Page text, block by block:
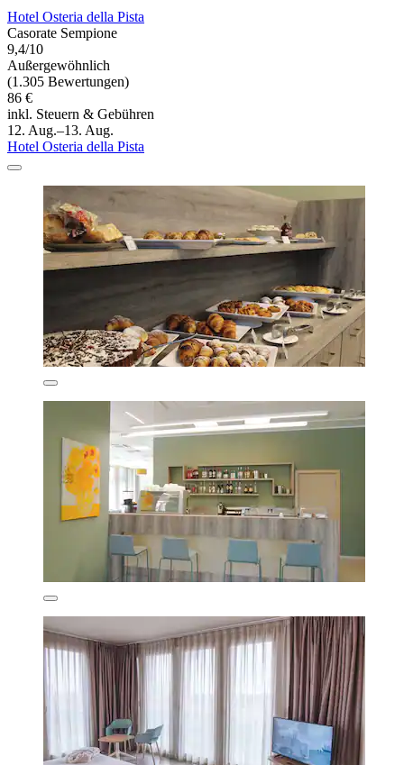
Hotel Osteria della Pista
Casorate Sempione
9,4/10
Außergewöhnlich
(1.305 Bewertungen)
86 €
inkl. Steuern & Gebühren
12. Aug.–13. Aug.
Hotel Osteria della Pista